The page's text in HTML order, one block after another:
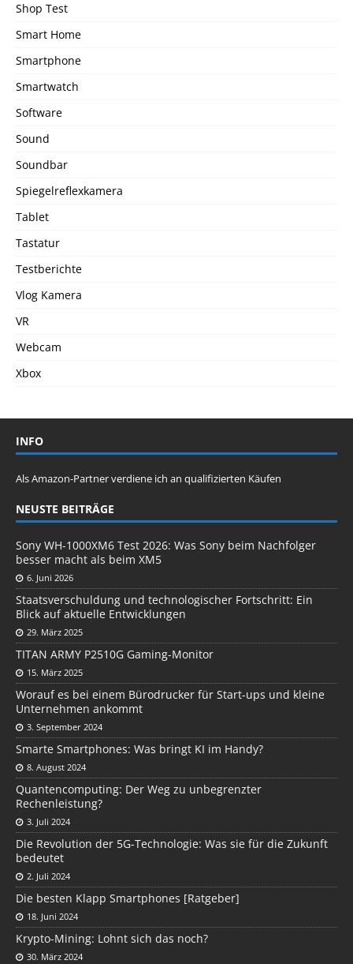
Shop Test
Smart Home
Smartphone
Smartwatch
Software
Sound
Soundbar
Spiegelreflexkamera
Tablet
Tastatur
Testberichte
Vlog Kamera
VR
Webcam
Xbox
INFO
Als Amazon-Partner verdiene ich an qualifizierten Käufen
NEUSTE BEITRÄGE
Sony WH-1000XM6 Test 2026: Was Sony beim Nachfolger
besser macht als beim XM5
6. Juni 2026
Staatsverschuldung und technologischer Fortschritt: Ein
Blick auf aktuelle Entwicklungen
29. März 2025
TITAN ARMY P2510G Gaming-Monitor
15. März 2025
Worauf es bei einem Bürodrucker für Start-ups und kleine
Unternehmen ankommt
3. September 2024
Smarte Smartphones: Was bringt KI im Handy?
8. August 2024
Quantencomputing: Der Weg zu unbegrenzter
Rechenleistung?
3. Juli 2024
Die Revolution der 5G-Technologie: Was sie für die Zukunft
bedeutet
2. Juli 2024
Die besten Klapp Smartphones [Ratgeber]
18. Juni 2024
Krypto-Mining: Lohnt sich das noch?
30. März 2024